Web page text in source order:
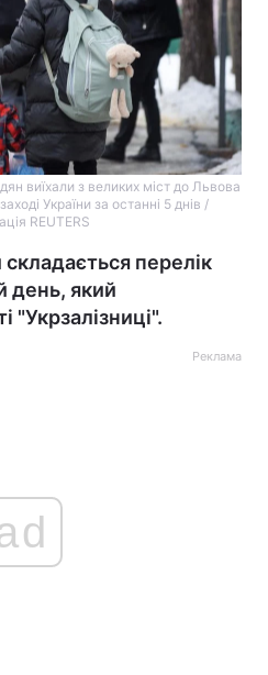
виїхали з великих міст до Львова
України за останні 5 днів /
REUTERS
перелік
день, який
"Укрзалізниці".
Реклама